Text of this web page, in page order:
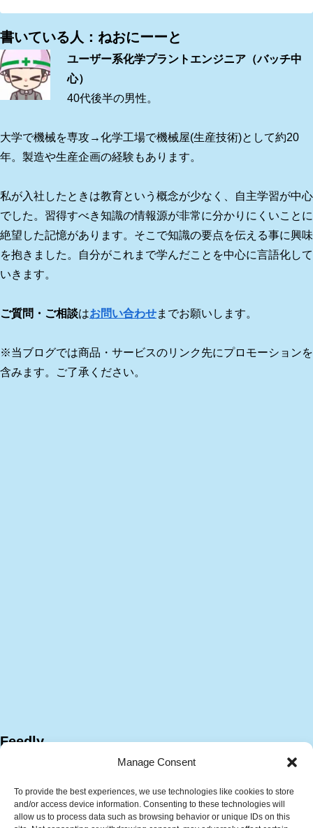
Manage Consent
To provide the best experiences, we use technologies like cookies to store
and/or access device information. Consenting to these technologies will
allow us to process data such as browsing behavior or unique IDs on this
書いている人：ねおにーーと
ユーザー系化学プラントエンジニア（バッチ中
心）
40代後半の男性。
大学で機械を専攻→化学工場で機械屋(生産技術)として約20
年。製造や生産企画の経験もあります。
私が入社したときは教育という概念が少なく、自主学習が中心
でした。習得すべき知識の情報源が非常に分かりにくいことに
絶望した記憶があります。そこで知識の要点を伝える事に興味
を抱きました。自分がこれまで学んだことを中心に言語化して
いきます。
ご質問・ご相談はお問い合わせまでお願いします。
※当ブログでは商品・サービスのリンク先にプロモーションを
含みます。ご了承ください。
Feedly